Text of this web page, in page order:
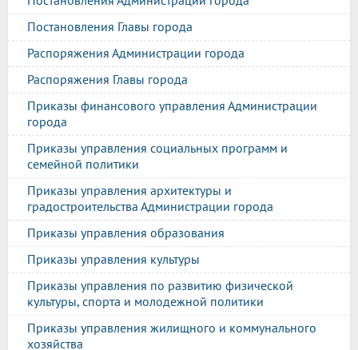
Постановления Главы города
Распоряжения Администрации города
Распоряжения Главы города
Приказы финансового управления Администрации
города
Приказы управления социальных программ и
семейной политики
Приказы управления архитектуры и
градостроительства Администрации города
Приказы управления образования
Приказы управления культуры
Приказы управления по развитию физической
культуры, спорта и молодежной политики
Приказы управления жилищного и коммунального
хозяйства